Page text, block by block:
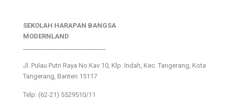
SEKOLAH HARAPAN BANGSA
MODERNLAND
Jl. Pulau Putri Raya No.Kav 10, Klp. Indah, Kec. Tangerang, Kota
Tangerang, Banten 15117
Telp: (62-21) 5529510/11